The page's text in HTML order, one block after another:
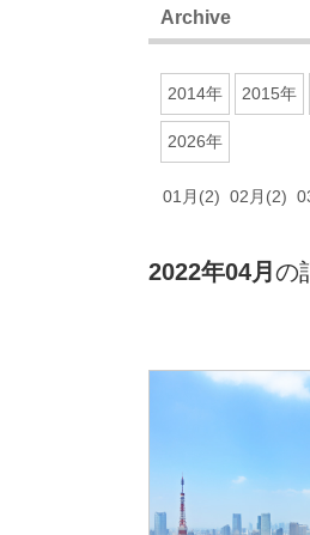
Archive
2014年 2015年
2026年
01月(2) 02月(2)
2022年04月 の